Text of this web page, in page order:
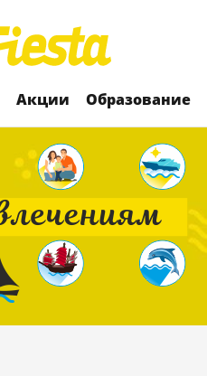
Акции Образование